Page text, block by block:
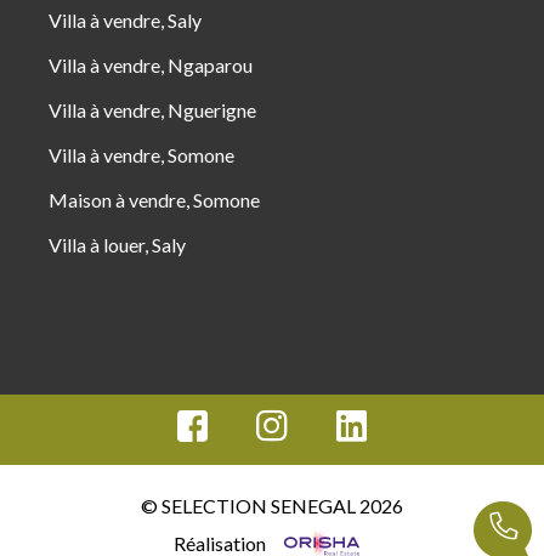
Villa à vendre, Saly
Villa à vendre, Ngaparou
Villa à vendre, Nguerigne
Villa à vendre, Somone
Maison à vendre, Somone
Villa à louer, Saly
© SELECTION SENEGAL 2026
Réalisation